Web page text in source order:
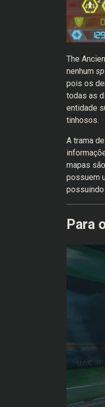
The
nenhum
pois os
todas as
entidade
tinhosos.
A trama
mapas
possuem
Para